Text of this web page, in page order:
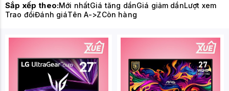
Sắp xếp theo:Mới nhấtGiá tăng dầnGiá giảm dầnLượt xem
Trao đổiĐánh giáTên A->ZCòn hàng